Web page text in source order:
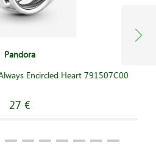
Pandora
Encircled Heart 791507C00
27 €